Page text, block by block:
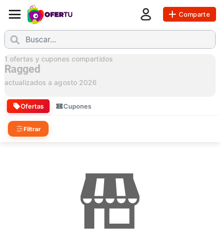
Comparte
1 ofertas y cupones compartidos
Ragged
actualizados a agosto 2026
Ofertas Cupones
Filtrar